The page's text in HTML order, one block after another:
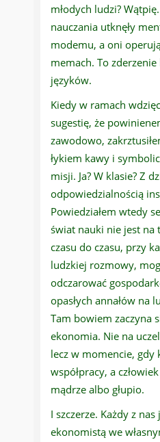
młodych ludzi?
nauczania utknęły
modemu, a oni
memach. To
języków.
Kiedy w ramach
sugestię, że
zawodowo,
łykiem kawy i
misji. Ja? W klasie? Z
odpowiedzialnością
Powiedziałem wtedy
świat nauki nie jest na
czasu do czasu, przy
ludzkiej rozmowy,
odczarować
opasłych annałów na
Tam bowiem zaczyna
ekonomia. Nie na
lecz w momencie, gdy
współpracy, a
mądrze albo głupio.
I szczerze. Każdy z
ekonomistą we